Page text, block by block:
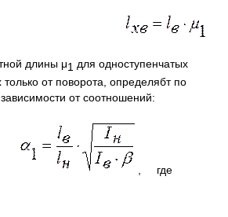
части
длины μ1 для одноступенчатых
от поворота, определябт по
от соотношений:
, где